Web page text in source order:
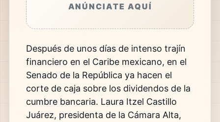
ANÚNCIATE AQUÍ
Después de unos días de intenso trajín
financiero en el Caribe mexicano, en el
Senado de la República ya hacen el
corte de caja sobre los dividendos de la
cumbre bancaria. Laura Itzel Castillo
Juárez, presidenta de la Cámara Alta,